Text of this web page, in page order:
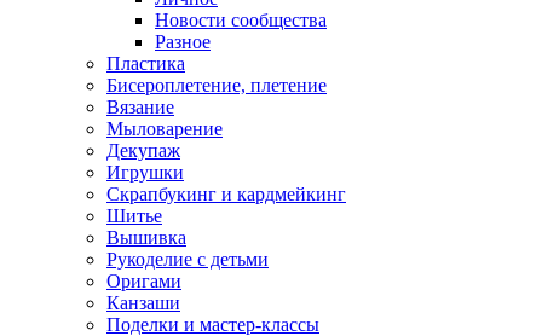
Новости сообщества
Разное
Пластика
Бисероплетение, плетение
Вязание
Мыловарение
Декупаж
Игрушки
Скрапбукинг и кардмейкинг
Шитье
Вышивка
Рукоделие с детьми
Оригами
Канзаши
Поделки и мастер-классы